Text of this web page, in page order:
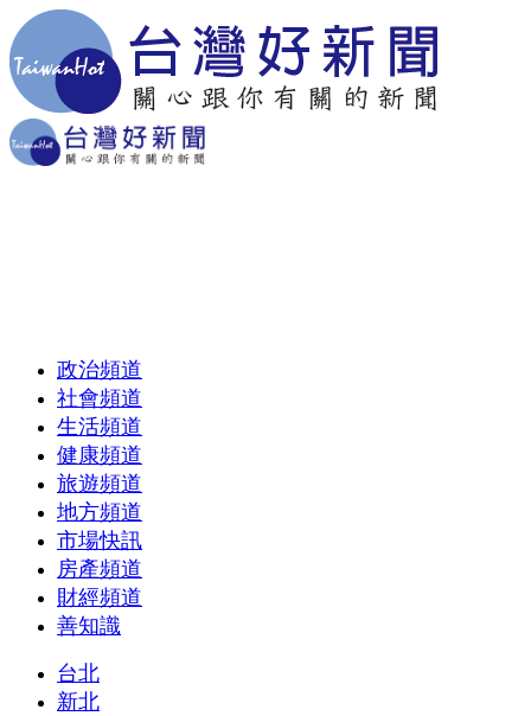
政治頻道
社會頻道
生活頻道
健康頻道
旅遊頻道
地方頻道
市場快訊
房產頻道
財經頻道
善知識
台北
新北